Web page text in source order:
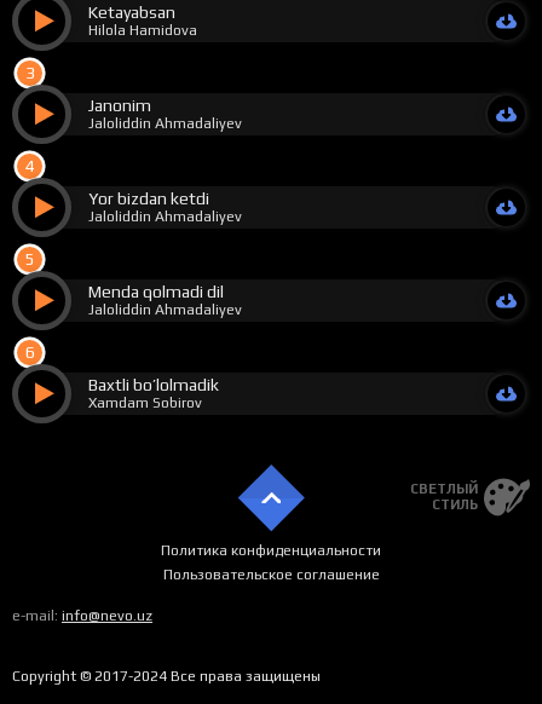
Ketayabsan
Hilola Hamidova
3
Janonim
Jaloliddin Ahmadaliyev
4
Yor bizdan ketdi
Jaloliddin Ahmadaliyev
5
Menda qolmadi dil
Jaloliddin Ahmadaliyev
6
Baxtli bo’lolmadik
Xamdam Sobirov
СВЕТЛЫЙ
СТИЛЬ
Политика конфиденциальности
Пользовательское соглашение
e-mail: info@nevo.uz
Copyright © 2017-2024 Все права защищены